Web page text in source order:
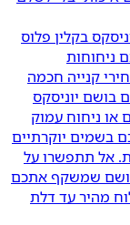
בקלין פלוס
קנייה חכמה
יוניסקס
או ניחוח עמוק
בשמים יוקרתיים
אל תתפשרו על
שמשקף אתכם
מהיר עד דלת